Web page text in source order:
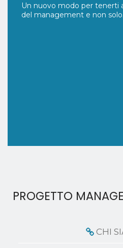
Un nuovo modo per tenerti
del management e non solo.
PROGETTO
CHI